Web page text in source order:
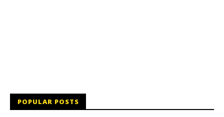
POPULAR POSTS